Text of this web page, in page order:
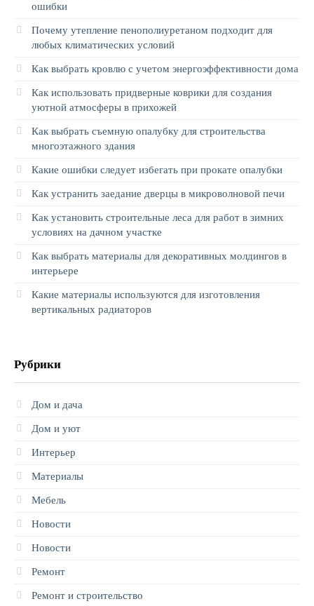
ошибки
Почему утепление пенополиуретаном подходит для
любых климатических условий
Как выбрать кровлю с учетом энергоэффективности дома
Как использовать придверные коврики для создания
уютной атмосферы в прихожей
Как выбрать съемную опалубку для строительства
многоэтажного здания
Какие ошибки следует избегать при прокате опалубки
Как устранить заедание дверцы в микроволновой печи
Как установить строительные леса для работ в зимних
условиях на дачном участке
Как выбрать материалы для декоративных молдингов в
интерьере
Какие материалы используются для изготовления
вертикальных радиаторов
Рубрики
Дом и дача
Дом и уют
Интерьер
Материалы
Мебель
Новости
Новости
Ремонт
Ремонт и строительство